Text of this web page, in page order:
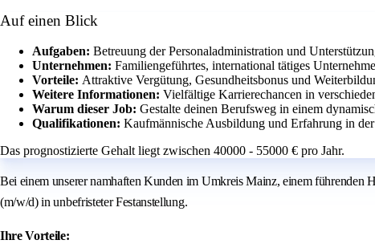
Auf einen Blick
Aufgaben: Betreuung der Personaladministration und
Unternehmen: Familiengeführtes, international tätiges
Vorteile: Attraktive Vergütung, Gesundheitsbonus und
Weitere Informationen: Vielfältige Karrierechancen in
Warum dieser Job: Gestalte deinen Berufsweg in einem
Qualifikationen: Kaufmännische Ausbildung und Erfahrung in
Das prognostizierte Gehalt liegt zwischen 40000 - 55000 € pro Jahr.
Bei einem unserer namhaften Kunden im Umkreis Mainz, einem führenden
(m/w/d) in unbefristeter Festanstellung.
Ihre Vorteile: